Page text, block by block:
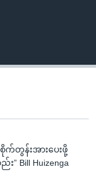
စိုက်တွန်းအားပေးဖို့
း” Bill Huizenga